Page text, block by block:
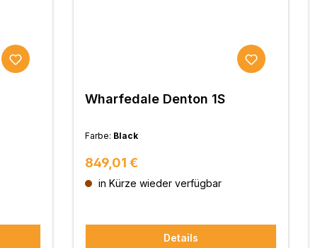
Wharfedale Denton 1S
Farbe: Black
Regulärer Preis:
849,01 €
in Kürze wieder verfügbar
Details